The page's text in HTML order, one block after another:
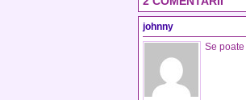
johnny
Se